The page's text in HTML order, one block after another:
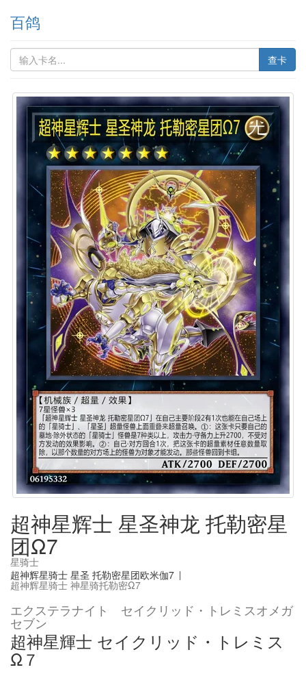
百鸽
查卡
超神星辉士 星圣神龙 托勒密星
团Ω7
星骑士
超神辉星骑士 星圣 托勒密星团欧米伽7 |
超神辉星骑士 神星骑托勒密Ω7
エクステラナイト セイクリッド・トレミスオメガ
セブン
超神星輝士 セイクリッド・トレミス
Ω７